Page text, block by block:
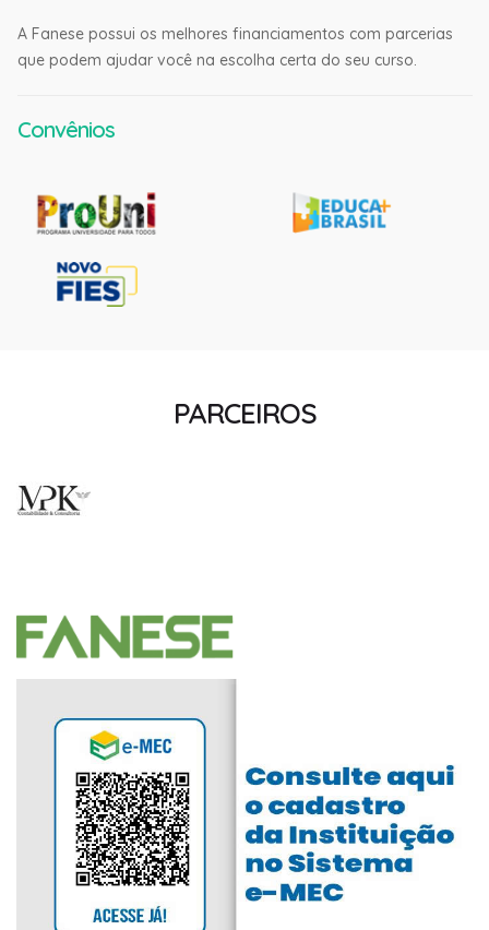
A Fanese possui os melhores financiamentos com parcerias
que podem ajudar você na escolha certa do seu curso.
Convênios
PARCEIROS